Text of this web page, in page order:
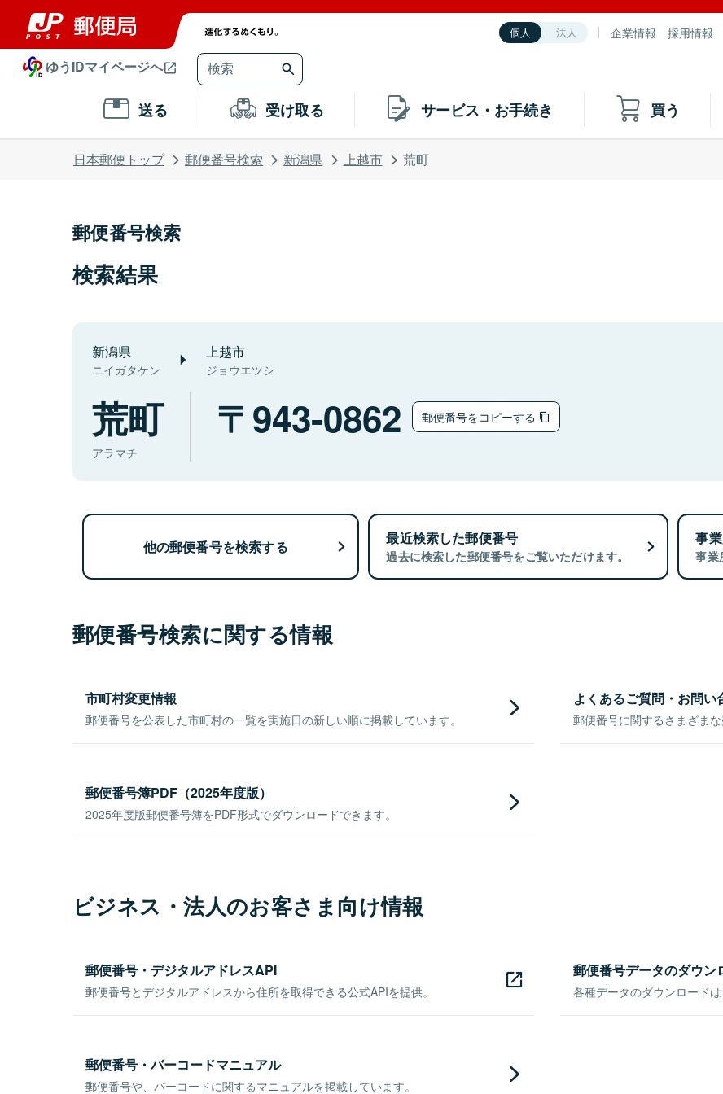
個人 法人 企業情報 採用情報
ゆうIDマイページへ
送る 受け取る サービス・お手続き 買う
日本郵便トップ 郵便番号検索 新潟県 上越市 荒町
郵便番号検索
検索結果
新潟県
ニイガタケン
上越市
ジョウエツシ
荒町
アラマチ
943-0862 郵便番号をコピーする
他の郵便番号を検索する 最近検索した郵便番号
過去に検索した郵便番号をご覧いただけます。
事
事業
郵便番号検索に関する情報
市町村変更情報
郵便番号を公表した市町村の一覧を実施日の新しい順に掲載しています。
よくあるご質問・お問い
郵便番号に関するさまざまな
郵便番号簿PDF（2025年度版）
2025年度版郵便番号簿をPDF形式でダウンロードできます。
ビジネス・法人のお客さま向け情報
郵便番号・デジタルアドレスAPI
郵便番号とデジタルアドレスから住所を取得できる公式APIを提供。
郵便番号データのダウン
各種データのダウンロード
郵便番号・バーコードマニュアル
郵便番号や、バーコードに関するマニュアルを掲載しています。